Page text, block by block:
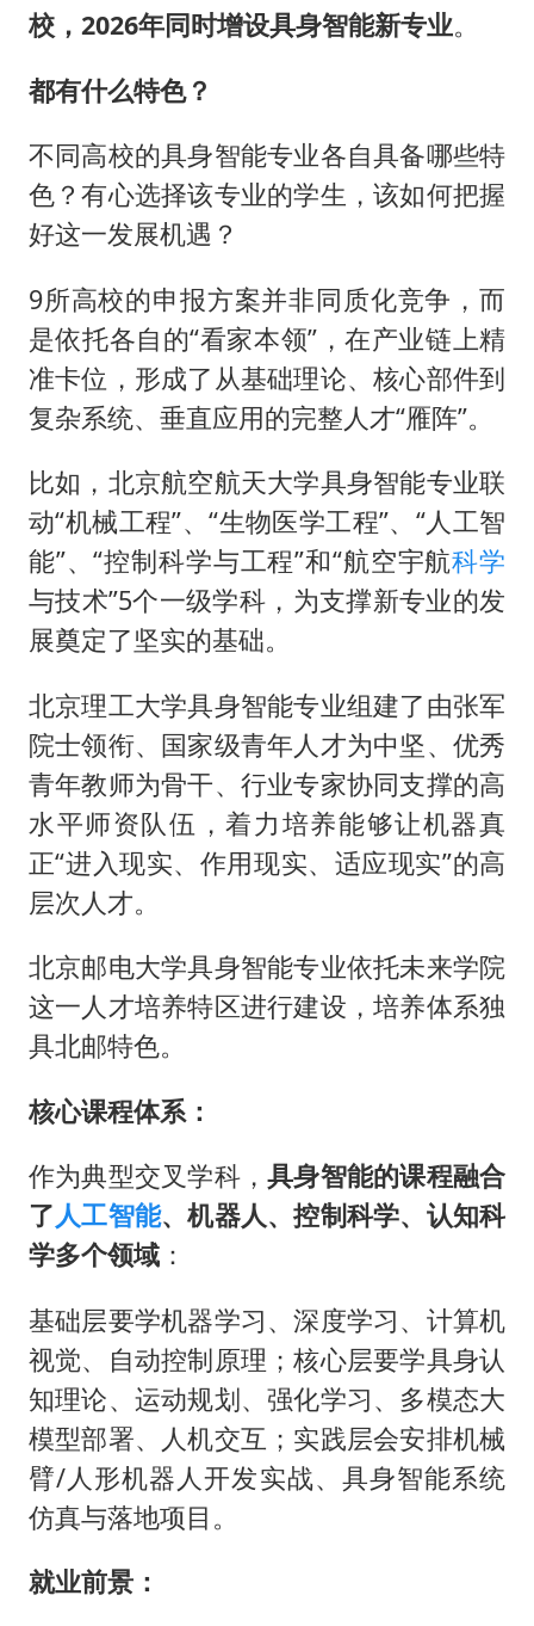
校，2026年同时增设具身智能新专业。
都有什么特色？
不同高校的具身智能专业各自具备哪些特
色？有心选择该专业的学生，该如何把握
好这一发展机遇？
9所高校的申报方案并非同质化竞争，而
是依托各自的“看家本领”，在产业链上精
准卡位，形成了从基础理论、核心部件到
复杂系统、垂直应用的完整人才“雁阵”。
比如，北京航空航天大学具身智能专业联
动“机械工程”、“生物医学工程”、“人工智
能”、“控制科学与工程”和“航空宇航科学
与技术”5个一级学科，为支撑新专业的发
展奠定了坚实的基础。
北京理工大学具身智能专业组建了由张军
院士领衔、国家级青年人才为中坚、优秀
青年教师为骨干、行业专家协同支撑的高
水平师资队伍，着力培养能够让机器真
正“进入现实、作用现实、适应现实”的高
层次人才。
北京邮电大学具身智能专业依托未来学院
这一人才培养特区进行建设，培养体系独
具北邮特色。
核心课程体系：
作为典型交叉学科，具身智能的课程融合
了人工智能、机器人、控制科学、认知科
学多个领域：
基础层要学机器学习、深度学习、计算机
视觉、自动控制原理；核心层要学具身认
知理论、运动规划、强化学习、多模态大
模型部署、人机交互；实践层会安排机械
臂/人形机器人开发实战、具身智能系统
仿真与落地项目。
就业前景：